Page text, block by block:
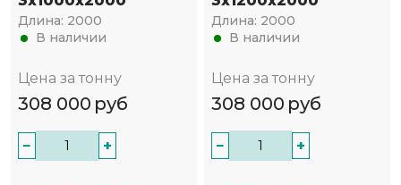
Длина: 2000
В наличии
Цена за тонну
308 000 руб
− +
Длина: 2000
В наличии
Цена за тонну
308 000 руб
− +